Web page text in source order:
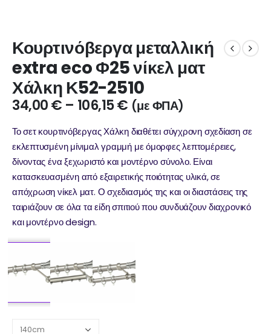
Κουρτινόβεργα μεταλλική
extra eco Φ25 νίκελ ματ
Χάλκη Κ52-2510
34,00€ – 106,15€ (με ΦΠΑ)
Το σετ κουρτινόβεργας Χάλκη διαθέτει σύγχρονη σχεδίαση σε
εκλεπτυσμένη μίνιμαλ γραμμή με όμορφες λεπτομέρειες,
δίνοντας ένα ξεχωριστό και μοντέρνο σύνολο. Είναι
κατασκευασμένη από εξαιρετικής ποιότητας υλικά, σε
απόχρωση νίκελ ματ. Ο σχεδιασμός της και οι διαστάσεις της
ταιριάζουν σε όλα τα είδη σπιτιού που συνδυάζουν διαχρονικό
και μοντέρνο design.